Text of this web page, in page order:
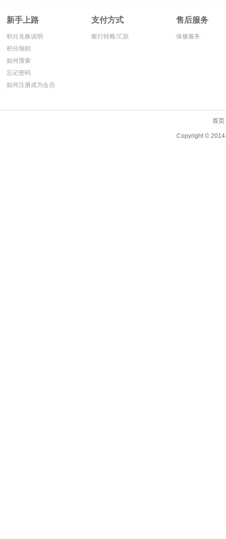
新手上路
积分兑换说明
积分细则
如何搜索
忘记密码
如何注册成为会员
支付方式
银行转账/汇款
售后服务
保修服务
首页
Copyright ©